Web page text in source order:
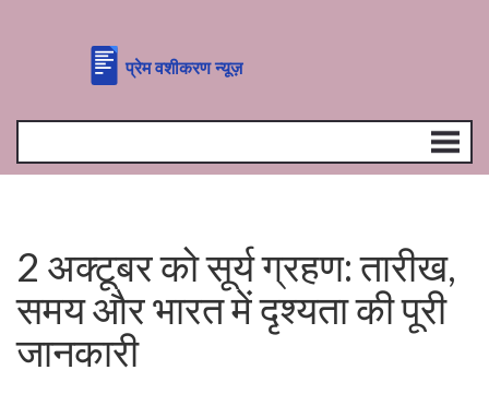
2 अक्टूबर को सूर्य ग्रहण: तारीख,
समय और भारत में दृश्यता की पूरी
जानकारी